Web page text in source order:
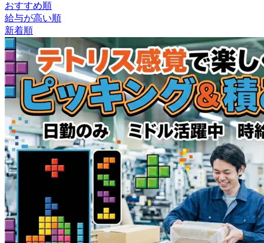
おすすめ順
給与が高い順
新着順